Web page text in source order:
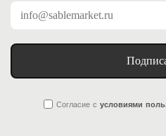
Согласие с условиями